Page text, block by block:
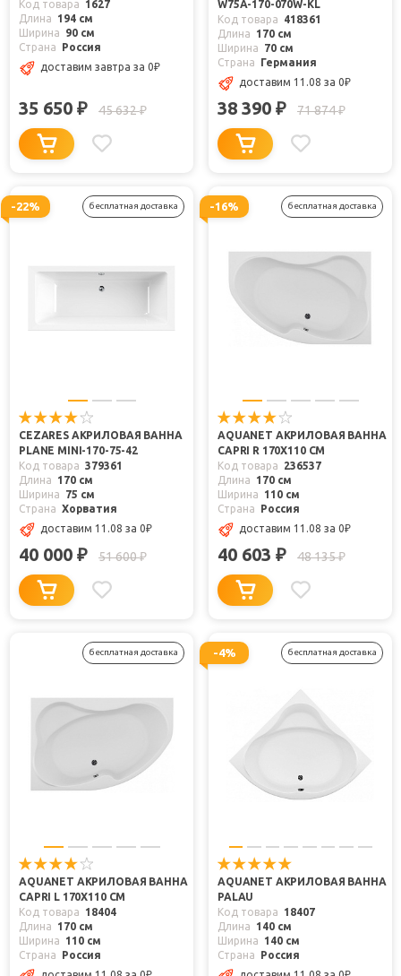
Код товара
1627
Длина
194 см
Ширина
90 см
Страна
Россия
доставим завтра за 0₽
35 650 ₽ 45 632₽
W75A-170-070W-KL
Код товара
418361
Длина
170 см
Ширина
70 см
Страна
Германия
доставим 11.08 за 0₽
38 390 ₽ 71 874₽
-22% бесплатная доставка
CEZARES АКРИЛОВАЯ ВАННА
PLANE MINI-170-75-42
Код товара 379361
Длина
170 см
Ширина
75 см
Страна Хорватия
доставим 11.08 за 0₽
40 000 ₽ 51 600₽
-16% бесплатная доставка
AQUANET АКРИЛОВАЯ ВАННА
CAPRI R 170X110 СМ
Код товара
236537
Длина
170 см
Ширина
110 см
Страна
Россия
доставим 11.08 за 0₽
40 603 ₽ 48 135₽
бесплатная доставка
AQUANET АКРИЛОВАЯ ВАННА
CAPRI L 170X110 СМ
Код товара
18404
Длина
170 см
Ширина
110 см
Страна
Россия
-4% бесплатная доставка
AQUANET АКРИЛОВАЯ ВАННА
PALAU
Код товара
18407
Длина
140 см
Ширина
140 см
Страна
Россия